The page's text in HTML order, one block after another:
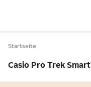
Startseite
Casio Pro Trek Smart